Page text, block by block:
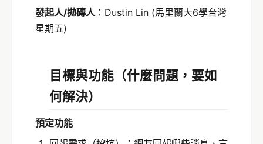
發起人/拋磚人：Dustin Lin (馬里蘭大6學台灣
星期五)
目標與功能（什麼問題，要如
何解決）
預定功能